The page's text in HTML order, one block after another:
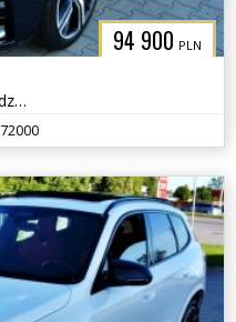
94 900 PLN
Mały przebieg, 4x4, R-Design-bardzo bogate wyposażenie
72000